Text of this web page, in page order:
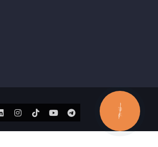
Instagram
TiktokYoutubeTelegram
КНОПКА
ЗВ'ЯЗКУ